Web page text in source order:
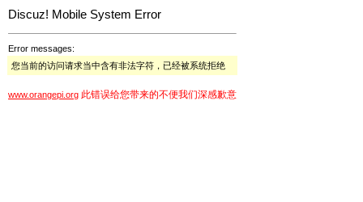
Discuz! Mobile System Error
Error messages:
您当前的访问请求当中含有非法字符，已经被系统拒绝
www.orangepi.org 此错误给您带来的不便我们深感歉意